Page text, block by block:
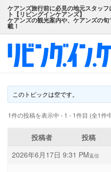
ケアンズ旅行前に必見の地元スタッ
ト【リビングインケアンズ】
ケアンズの観光案内や、ケアンズの
載！
このトピックは空です。
1件の投稿を表示中 - 1 - 1件目 (全1件
投稿者
投稿
2026年6月17日 9:31 PM返信